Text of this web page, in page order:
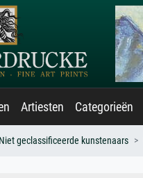
Artiesten Categorieën
Niet geclassificeerde kunstenaars